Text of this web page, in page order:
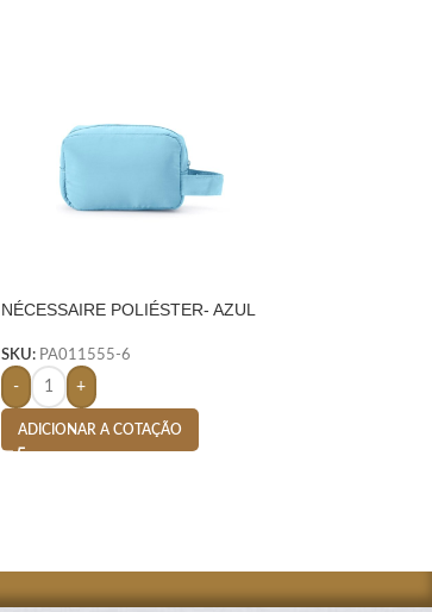
NÉCESSAIRE POLIÉSTER- AZUL
SKU: PA011555-6
- +
ADICIONAR A COTAÇÃO